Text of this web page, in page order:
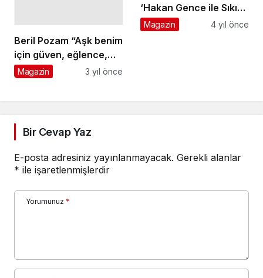
Beril Pozam “Aşk benim
için güven, eğlence,
tutku, şefkat demek."
Magazin 3 yıl önce
‘Hakan Gence ile Sıkı
Muhabbette’
Magazin 4 yıl önce
Bir Cevap Yaz
E-posta adresiniz yayınlanmayacak. Gerekli alanlar
* ile işaretlenmişlerdir
Yorumunuz *